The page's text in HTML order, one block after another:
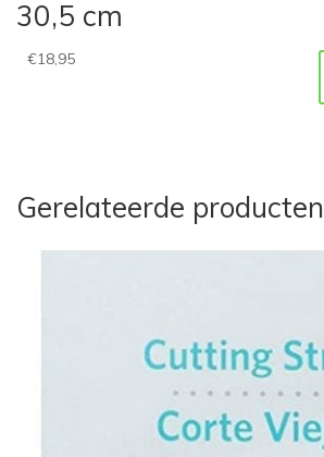
30,5 cm
€18,95
Gerelateerde producten